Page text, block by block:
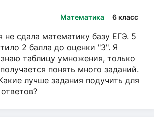
Математика 6 класс
не сдала математику базу ЕГЭ. 5
2 балла до оценки "3". Я
таблицу умножения, только
понять много заданий.
лучше задания подучить для